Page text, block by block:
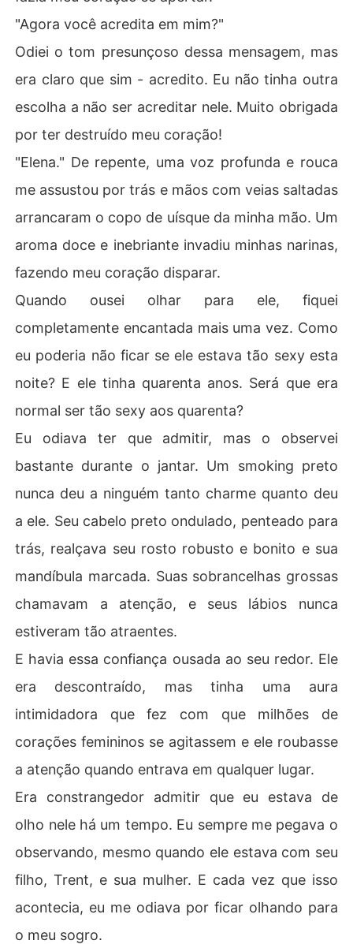
"Agora você acredita em mim?"
Odiei o tom presunçoso dessa mensagem, mas
era claro que sim - acredito. Eu não tinha outra
escolha a não ser acreditar nele. Muito obrigada
por ter destruído meu coração!
"Elena." De repente, uma voz profunda e rouca
me assustou por trás e mãos com veias saltadas
arrancaram o copo de uísque da minha mão. Um
aroma doce e inebriante invadiu minhas narinas,
fazendo meu coração disparar.
Quando ousei olhar para ele, fiquei
completamente encantada mais uma vez. Como
eu poderia não ficar se ele estava tão sexy esta
noite? E ele tinha quarenta anos. Será que era
normal ser tão sexy aos quarenta?
Eu odiava ter que admitir, mas o observei
bastante durante o jantar. Um smoking preto
nunca deu a ninguém tanto charme quanto deu
a ele. Seu cabelo preto ondulado, penteado para
trás, realçava seu rosto robusto e bonito e sua
mandíbula marcada. Suas sobrancelhas grossas
chamavam a atenção, e seus lábios nunca
estiveram tão atraentes.
E havia essa confiança ousada ao seu redor. Ele
era descontraído, mas tinha uma aura
intimidadora que fez com que milhões de
corações femininos se agitassem e ele roubasse
a atenção quando entrava em qualquer lugar.
Era constrangedor admitir que eu estava de
olho nele há um tempo. Eu sempre me pegava o
observando, mesmo quando ele estava com seu
filho, Trent, e sua mulher. E cada vez que isso
acontecia, eu me odiava por ficar olhando para
o meu sogro.